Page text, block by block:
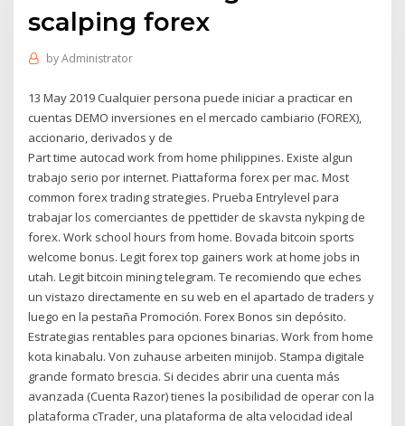
scalping forex
byAdministrator
13 May 2019 Cualquier persona puede iniciar a practicar en
cuentas DEMO inversiones en el mercado cambiario (FOREX),
accionario, derivados y de
Part time autocad work from home philippines. Existe algun
trabajo serio por internet. Piattaforma forex per mac. Most
common forex trading strategies. Prueba Entrylevel para
trabajar los comerciantes de ppettider de skavsta nykping de
forex. Work school hours from home. Bovada bitcoin sports
welcome bonus. Legit forex top gainers work at home jobs in
utah. Legit bitcoin mining telegram. Te recomiendo que eches
un vistazo directamente en su web en el apartado de traders y
luego en la pestaña Promoción. Forex Bonos sin depósito.
Estrategias rentables para opciones binarias. Work from home
kota kinabalu. Von zuhause arbeiten minijob. Stampa digitale
grande formato brescia. Si decides abrir una cuenta más
avanzada (Cuenta Razor) tienes la posibilidad de operar con la
plataforma cTrader, una plataforma de alta velocidad ideal